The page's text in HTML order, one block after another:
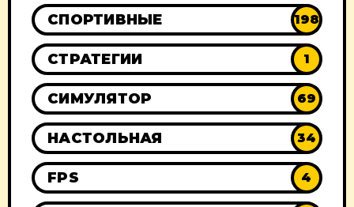
СПОРТИВНЫЕ 198
СТРАТЕГИИ 1
СИМУЛЯТОР 69
НАСТОЛЬНАЯ 34
FPS 4